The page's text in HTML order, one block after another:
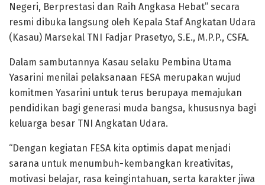
Negeri, Berprestasi dan Raih Angkasa Hebat” secara
resmi dibuka langsung oleh Kepala Staf Angkatan Udara
(Kasau) Marsekal TNI Fadjar Prasetyo, S.E., M.P.P., CSFA.
Dalam sambutannya Kasau selaku Pembina Utama
Yasarini menilai pelaksanaan FESA merupakan wujud
komitmen Yasarini untuk terus berupaya memajukan
pendidikan bagi generasi muda bangsa, khususnya bagi
keluarga besar TNI Angkatan Udara.
“Dengan kegiatan FESA kita optimis dapat menjadi
sarana untuk menumbuh-kembangkan kreativitas,
motivasi belajar, rasa keingintahuan, serta karakter jiwa